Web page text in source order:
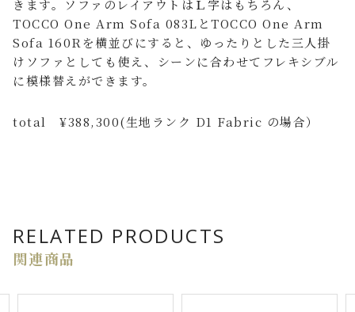
きます。ソファのレイアウトはＬ字はもちろん、
TOCCO One Arm Sofa 083LとTOCCO One Arm
Sofa 160Rを横並びにすると、ゆったりとした三人掛
けソファとしても使え、シーンに合わせてフレキシブル
に模様替えができます。
total ¥388,300(生地ランク D1 Fabric の場合）
RELATED PRODUCTS
関連商品